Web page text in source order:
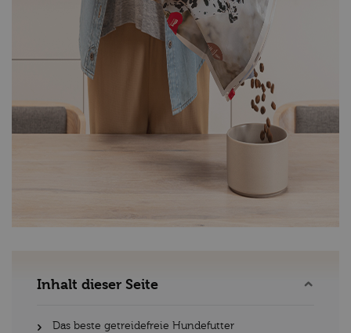
Inhalt dieser Seite
Das beste getreidefreie Hundefutter